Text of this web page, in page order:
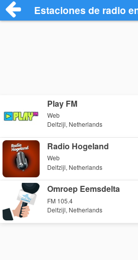
Estaciones de radio
Play FM
Web
Delfzijl, Netherlands
Radio Hogeland
Web
Delfzijl, Netherlands
Omroep Eemsdelta
FM 105.4
Delfzijl, Netherlands